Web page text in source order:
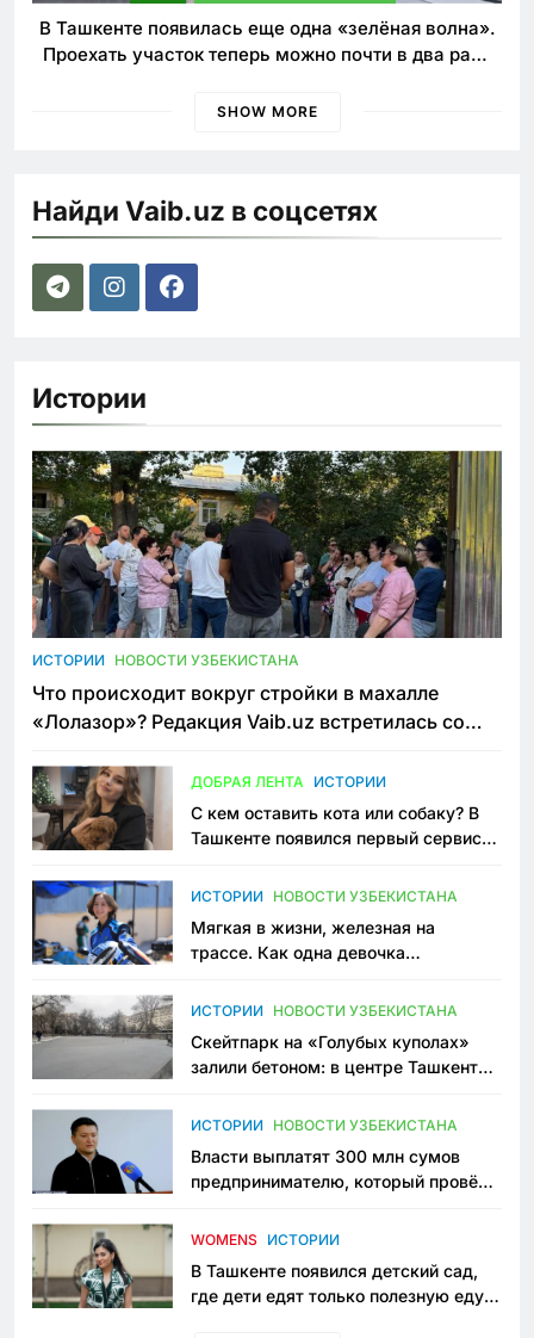
В Ташкенте появилась еще одна «зелёная волна».
Проехать участок теперь можно почти в два раза
SHOW MORE
Найди Vaib.uz в соцсетях
Истории
ИСТОРИИ НОВОСТИ УЗБЕКИСТАНА
Что происходит вокруг стройки в махалле
«Лолазор»? Редакция Vaib.uz встретилась со
ДОБРАЯ ЛЕНТА ИСТОРИИ
С кем оставить кота или собаку? В
Ташкенте появился первый сервис
ИСТОРИИ НОВОСТИ УЗБЕКИСТАНА
Мягкая в жизни, железная на
трассе. Как одна девочка
Узбекистане
ИСТОРИИ НОВОСТИ УЗБЕКИСТАНА
Скейтпарк на «Голубых куполах»
залили бетоном: в центре Ташкента
пространство
ИСТОРИИ НОВОСТИ УЗБЕКИСТАНА
Власти выплатят 300 млн сумов
предпринимателю, который провёл
приговору
WOMENS ИСТОРИИ
В Ташкенте появился детский сад,
где дети едят только полезную еду.